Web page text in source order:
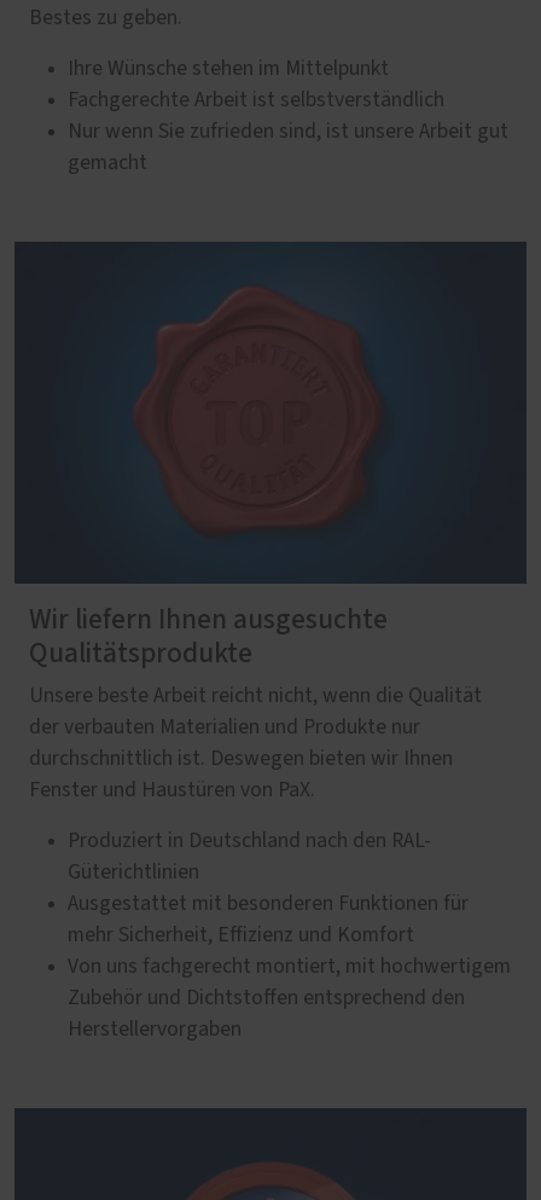
Bestes zu geben.
Ihre Wünsche stehen im Mittelpunkt
Fachgerechte Arbeit ist selbstverständlich
Nur wenn Sie zufrieden sind, ist unsere Arbeit gut
gemacht
Wir liefern Ihnen ausgesuchte
Qualitätsprodukte
Unsere beste Arbeit reicht nicht, wenn die Qualität
der verbauten Materialien und Produkte nur
durchschnittlich ist. Deswegen bieten wir Ihnen
Fenster und Haustüren von PaX.
Produziert in Deutschland nach den RAL-
Güterichtlinien
Ausgestattet mit besonderen Funktionen für
mehr Sicherheit, Effizienz und Komfort
Von uns fachgerecht montiert, mit hochwertigem
Zubehör und Dichtstoffen entsprechend den
Herstellervorgaben